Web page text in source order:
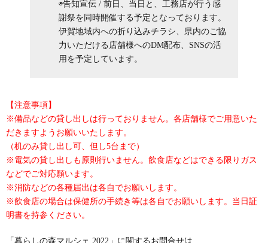
◉告知宣伝 / 前日、当日と、工務店が行う感
謝祭を同時開催する予定となっております。
伊賀地域内への折り込みチラシ、県内のご協
力いただける店舗様へのDM配布、SNSの活
用を予定しています。
【注意事項】
※備品などの貸し出しは行っておりません。各店舗様でご用意いた
だきますようお願いいたします。
（机のみ貸し出し可、但し5台まで）
※電気の貸し出しも原則行いません。飲食店などはできる限りガス
などでご対応願います。
※消防などの各種届出は各自でお願いします。
※飲食店の場合は保健所の手続き等は各自でお願いします。当日証
明書を持参ください。
「暮らしの森マルシェ 2022」に関するお問合せは